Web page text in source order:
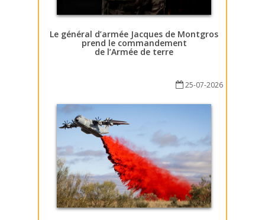
Le général d’armée Jacques de Montgros
prend le commandement
de l’Armée de terre
25-07-2026